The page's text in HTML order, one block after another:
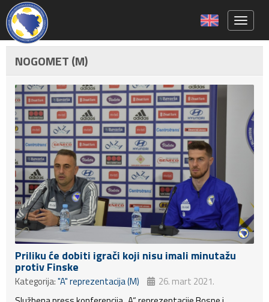
NOGOMET (M)
Priliku će dobiti igrači koji nisu imali minutažu
protiv Finske
Kategorija:"A" reprezentacija (M)
26. mart 2021.